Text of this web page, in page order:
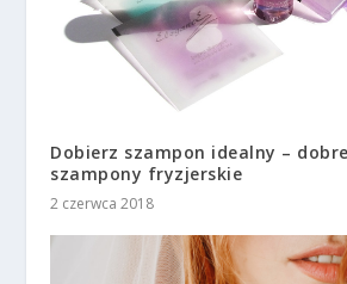
Dobierz szampon idealny –
szampony fryzjerskie
2 czerwca 2018